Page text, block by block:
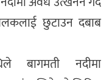
छुटाउन दबाब
बागमती नदीमा